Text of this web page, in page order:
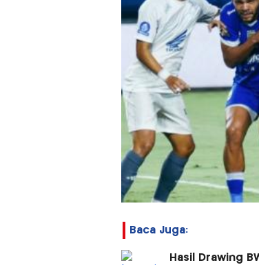
Baca Juga:
Hasil Drawing